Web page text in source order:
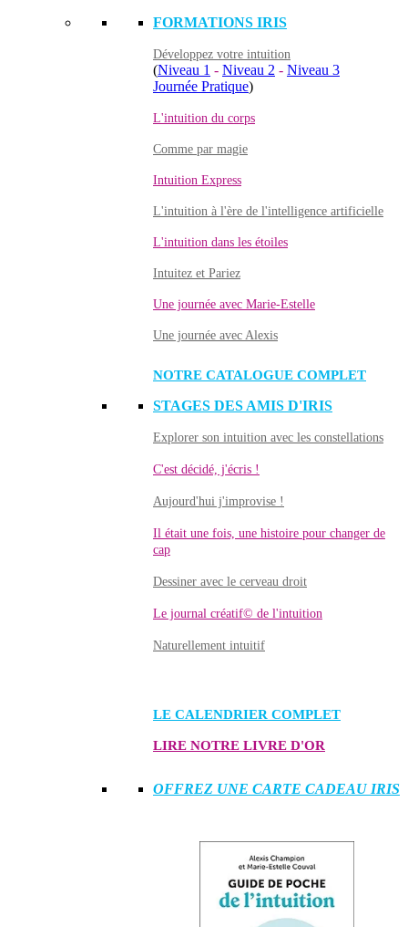
FORMATIONS IRIS
Développez votre intuition
(Niveau 1 - Niveau 2 - Niveau 3
Journée Pratique)
L'intuition du corps
Comme par magie
Intuition Express
L'intuition à l'ère de l'intelligence artificielle
L'intuition dans les étoiles
Intuitez et Pariez
Une journée avec Marie-Estelle
Une journée avec Alexis
NOTRE CATALOGUE COMPLET
STAGES DES AMIS D'IRIS
Explorer son intuition avec les constellations
C'est décidé, j'écris !
Aujourd'hui j'improvise !
Il était une fois, une histoire pour changer de
cap
Dessiner avec le cerveau droit
Le journal créatif© de l'intuition
Naturellement intuitif
LE CALENDRIER COMPLET
LIRE NOTRE LIVRE D'OR
OFFREZ UNE CARTE CADEAU IRIS